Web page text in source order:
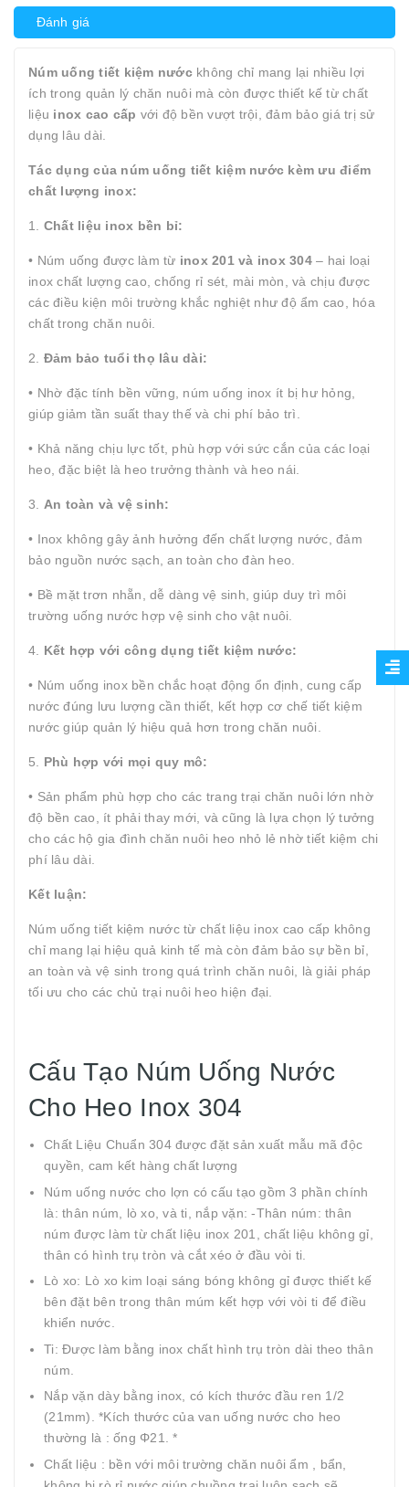
Đánh giá
Núm uống tiết kiệm nướckhông chỉ mang lại nhiều lợi
ích trong quản lý chăn nuôi mà còn được thiết kế từ chất
liệu inox cao cấp với độ bền vượt trội, đảm bảo giá trị sử
dụng lâu dài.
Tác dụng của núm uống tiết kiệm nước kèm ưu điểm
chất lượng inox:
1. Chất liệu inox bền bỉ:
• Núm uống được làm từ inox 201 và inox 304– hai loại
inox chất lượng cao, chống rỉ sét, mài mòn, và chịu được
các điều kiện môi trường khắc nghiệt như độ ẩm cao, hóa
chất trong chăn nuôi.
2. Đảm bảo tuổi thọ lâu dài:
• Nhờ đặc tính bền vững, núm uống inox ít bị hư hỏng,
giúp giảm tần suất thay thế và chi phí bảo trì.
• Khả năng chịu lực tốt, phù hợp với sức cắn của các loại
heo, đặc biệt là heo trưởng thành và heo nái.
3. An toàn và vệ sinh:
• Inox không gây ảnh hưởng đến chất lượng nước, đảm
bảo nguồn nước sạch, an toàn cho đàn heo.
• Bề mặt trơn nhẵn, dễ dàng vệ sinh, giúp duy trì môi
trường uống nước hợp vệ sinh cho vật nuôi.
4. Kết hợp với công dụng tiết kiệm nước:
• Núm uống inox bền chắc hoạt động ổn định, cung cấp
nước đúng lưu lượng cần thiết, kết hợp cơ chế tiết kiệm
nước giúp quản lý hiệu quả hơn trong chăn nuôi.
5. Phù hợp với mọi quy mô:
• Sản phẩm phù hợp cho các trang trại chăn nuôi lớn nhờ
độ bền cao, ít phải thay mới, và cũng là lựa chọn lý tưởng
cho các hộ gia đình chăn nuôi heo nhỏ lẻ nhờ tiết kiệm chi
phí lâu dài.
Kết luận:
Núm uống tiết kiệm nước từ chất liệu inox cao cấp không
chỉ mang lại hiệu quả kinh tế mà còn đảm bảo sự bền bỉ,
an toàn và vệ sinh trong quá trình chăn nuôi, là giải pháp
tối ưu cho các chủ trại nuôi heo hiện đại.
Cấu Tạo Núm Uống Nước
Cho Heo Inox 304
Chất Liệu Chuẩn 304 được đặt sản xuất mẫu mã độc
quyền, cam kết hàng chất lượng
Núm uống nước cho lợn có cấu tạo gồm 3 phần chính
là: thân núm, lò xo, và ti, nắp vặn: -Thân núm: thân
núm được làm từ chất liệu inox 201, chất liệu không gỉ,
thân có hình trụ tròn và cắt xéo ở đầu vòi ti.
Lò xo: Lò xo kim loại sáng bóng không gỉ được thiết kế
bên đặt bên trong thân múm kết hợp với vòi ti để điều
khiển nước.
Ti: Được làm bằng inox chất hình trụ tròn dài theo thân
núm.
Nắp vặn dày bằng inox, có kích thước đầu ren 1/2
(21mm). *Kích thước của van uống nước cho heo
thường là : ống Φ21. *
Chất liệu : bền với môi trường chăn nuôi ẩm , bẩn,